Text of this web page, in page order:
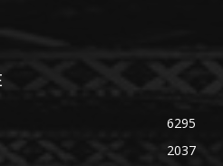
6295
2037